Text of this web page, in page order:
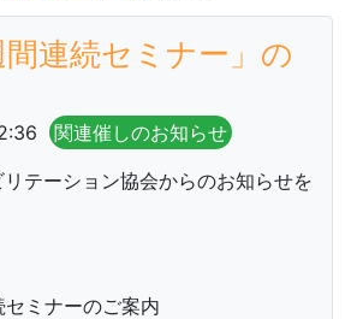
間連続セミナー」の
関連催しのお知らせ
テーション協会からのお知らせを
ミナーのご案内